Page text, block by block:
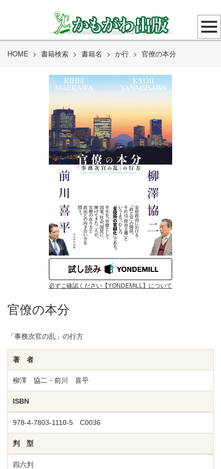
HOME > 書籍検索 > 書籍名 > か行 > 官僚の本分
必ずご確認ください【YONDEMILL】について
官僚の本分
「事務次官の乱」の行方
著 者
柳澤 協二・前川 喜平
ISBN
978-4-7803-1110-5 C0036
判 型
四六判